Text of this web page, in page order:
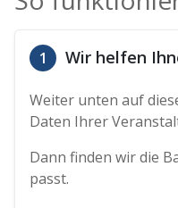
1 Wir helfen
Weiter unten auf
Daten Ihrer
Dann finden wir die
passt.